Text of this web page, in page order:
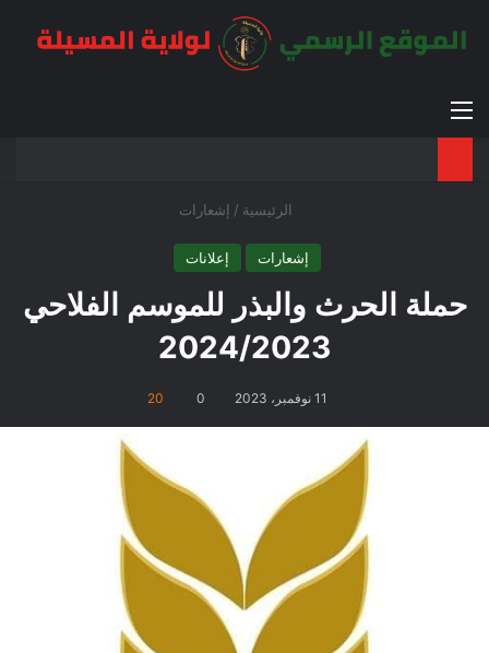
القائمة
الرئيسية / إشعارات
إشعارات إعلانات
حملة الحرث والبذر للموسم الفلاحي
2024/2023
11 نوفمبر، 2023 0
20